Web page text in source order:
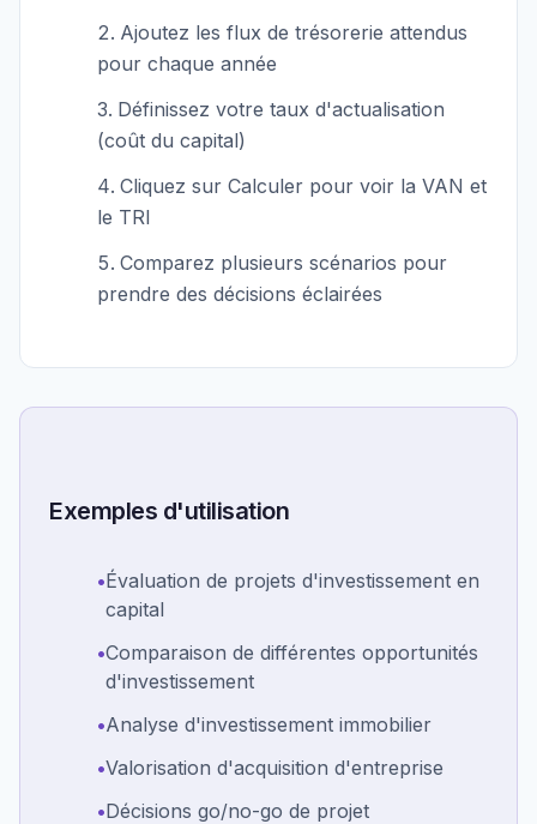
Ajoutez les flux de trésorerie attendus
pour chaque année
Définissez votre taux d'actualisation
(coût du capital)
Cliquez sur Calculer pour voir la VAN et
le TRI
Comparez plusieurs scénarios pour
prendre des décisions éclairées
Exemples d'utilisation
•Évaluation de projets d'investissement en
capital
•Comparaison de différentes opportunités
d'investissement
•Analyse d'investissement immobilier
•Valorisation d'acquisition d'entreprise
•Décisions go/no-go de projet